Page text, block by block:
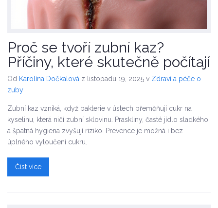
Proč se tvoří zubní kaz?
Příčiny, které skutečně počítají
Od Karolína Dočkalová z listopadu 19, 2025 v Zdraví a péče o
zuby
Zubní kaz vzniká, když bakterie v ústech přeměňují cukr na
kyselinu, která ničí zubní sklovinu. Praskliny, časté jídlo sladkého
a špatná hygiena zvyšují riziko. Prevence je možná i bez
úplného vyloučení cukru.
Číst více